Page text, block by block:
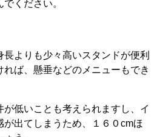
ください。
よりも少々高いスタンドが便利
ば、懸垂などのメニューもでき
が低いことも考えられますし、イ
が出てしまうため、１６０cmほ